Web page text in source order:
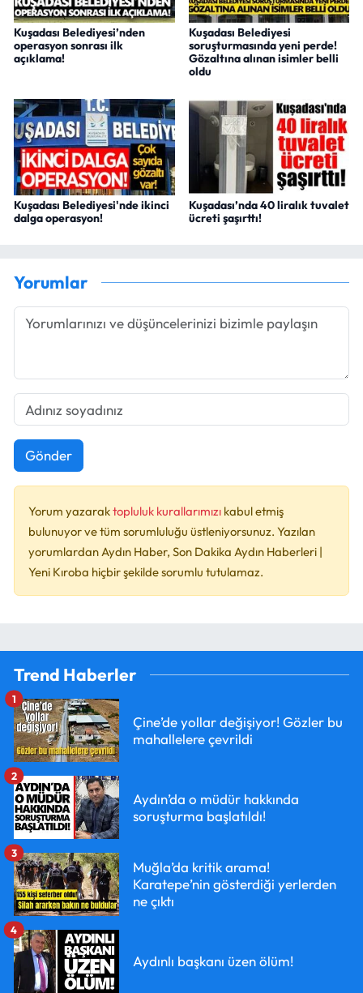
Kuşadası Belediyesi’nden
operasyon sonrası ilk
açıklama!
Kuşadası Belediyesi
soruşturmasında yeni perde!
Gözaltına alınan isimler belli
oldu
Kuşadası Belediyesi'nde ikinci
dalga operasyon!
Kuşadası’nda 40 liralık tuvalet
ücreti şaşırttı!
Yorumlar
Gönder
Yorum yazaraktopluluk kurallarımızı kabul etmiş
bulunuyor ve tüm sorumluluğu üstleniyorsunuz. Yazılan
yorumlardan Aydın Haber, Son Dakika Aydın Haberleri |
Yeni Kıroba hiçbir şekilde sorumlu tutulamaz.
Trend Haberler
Çine’de yollar değişiyor! Gözler bu
mahallelere çevrildi
1
Aydın’da o müdür hakkında
soruşturma başlatıldı!
2
Muğla’da kritik arama!
Karatepe’nin gösterdiği yerlerden
ne çıktı
3
Aydınlı başkanı üzen ölüm!
4